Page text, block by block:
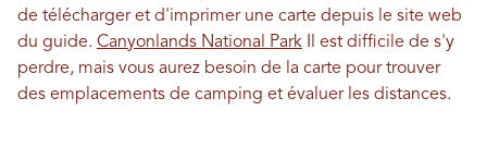
de télécharger et d'imprimer une carte depuis le site web
du guide. Canyonlands National Park Il est difficile de s'y
perdre, mais vous aurez besoin de la carte pour trouver
des emplacements de camping et évaluer les distances.